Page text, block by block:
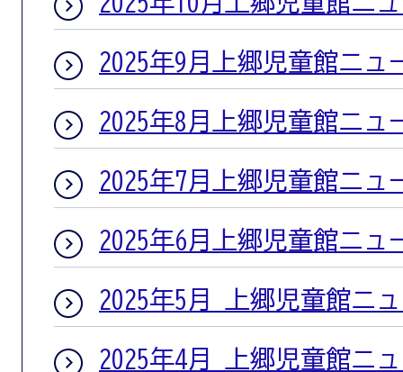
2025年9月上郷児童館ニュ
2025年8月上郷児童館ニュ
2025年7月上郷児童館ニュ
2025年6月上郷児童館ニュ
2025年5月 上郷児童館ニ
2025年4月 上郷児童館ニ